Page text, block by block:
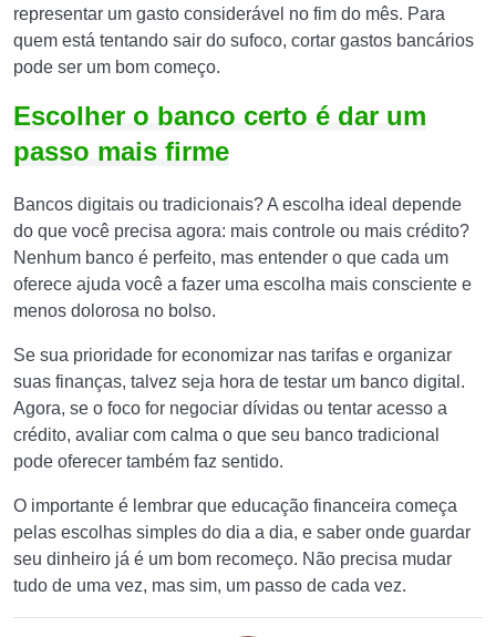
representar um gasto considerável no fim do mês. Para
quem está tentando sair do sufoco, cortar gastos bancários
pode ser um bom começo.
Escolher o banco certo é dar um
passo mais firme
Bancos digitais ou tradicionais? A escolha ideal depende
do que você precisa agora: mais controle ou mais crédito?
Nenhum banco é perfeito, mas entender o que cada um
oferece ajuda você a fazer uma escolha mais consciente e
menos dolorosa no bolso.
Se sua prioridade for economizar nas tarifas e organizar
suas finanças, talvez seja hora de testar um banco digital.
Agora, se o foco for negociar dívidas ou tentar acesso a
crédito, avaliar com calma o que seu banco tradicional
pode oferecer também faz sentido.
O importante é lembrar que educação financeira começa
pelas escolhas simples do dia a dia, e saber onde guardar
seu dinheiro já é um bom recomeço. Não precisa mudar
tudo de uma vez, mas sim, um passo de cada vez.